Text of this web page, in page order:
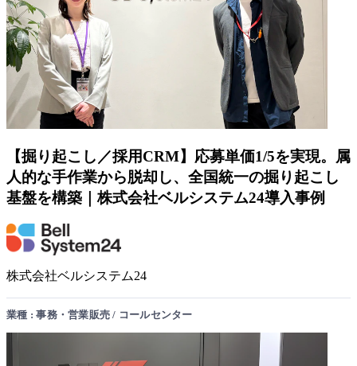
【掘り起こし／採用CRM】応募単価1/5を実現。属
人的な手作業から脱却し、全国統一の掘り起こし
基盤を構築｜株式会社ベルシステム24導入事例
株式会社ベルシステム24
業種 : 事務・営業販売 / コールセンター